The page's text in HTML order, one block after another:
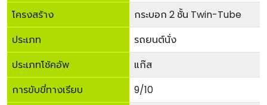
โครงสร้าง
กระบอก 2 ชั้น Twin-Tube
ประเภท
รถยนต์นั่ง
ประเภทโช้คอัพ
แก๊ส
การขับขี่ทางเรียบ
9/10